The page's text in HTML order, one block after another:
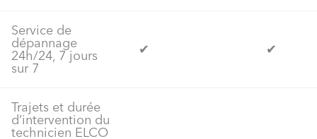
Service de
dépannage
24h/24, 7 jours
sur 7
✔ ✔
Trajets et durée
d’intervention du
technicien ELCO